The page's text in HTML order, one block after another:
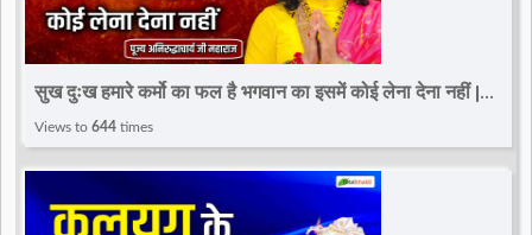
सुख दुःख हमारे कर्मो का फल है भगवान का इसमें कोई लेना देना नहीं |
Pujya Aniruddhacharya Ji Maharaj
Views to 644 times